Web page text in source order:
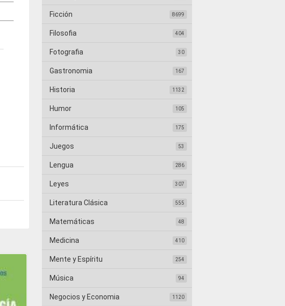
Ficción 8699
Filosofia 404
Fotografia 30
Gastronomia 167
Historia 1132
Humor 105
Informática 175
Juegos 53
Lengua 286
Leyes 307
Literatura Clásica 555
Matemáticas 48
Medicina 410
Mente y Espíritu 254
Música 94
Negocios y Economia 1120